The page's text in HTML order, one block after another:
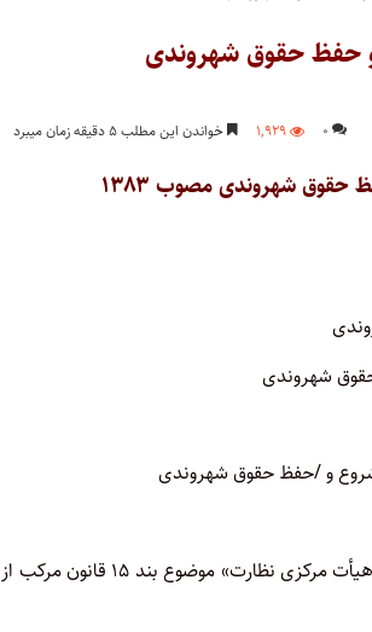
۰ ۱,۹۲۹ خواندن این مطلب ۵ دقیقه زمان میبرد
شهروندی
و /حفظ حقوق شهروندی
ماده2. برای نظارت بر حسن اجرای قانون احترام به آزادی های مشروع و حفظ حقوق شهروندی، «هیأت مرکزی نظارت» موضوع بند ۱۵ قانون مرکب از